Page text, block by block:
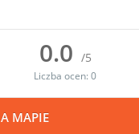
0.0 /5
Liczba ocen:0
MAPIE